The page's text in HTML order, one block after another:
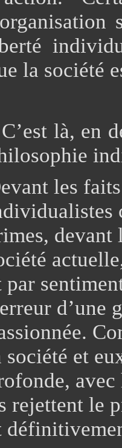
la société
C’est là, en
les
devant
par
d’une
société et
avec
rejettent le